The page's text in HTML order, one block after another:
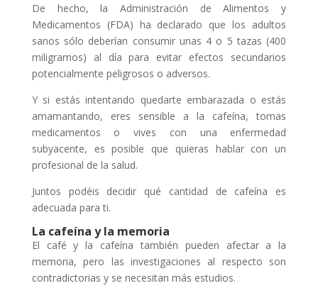
De hecho, la Administración de Alimentos y
Medicamentos (FDA) ha declarado que los adultos
sanos sólo deberían consumir unas 4 o 5 tazas (400
miligramos) al día para evitar efectos secundarios
potencialmente peligrosos o adversos.
Y si estás intentando quedarte embarazada o estás
amamantando, eres sensible a la cafeína, tomas
medicamentos o vives con una enfermedad
subyacente, es posible que quieras hablar con un
profesional de la salud.
Juntos podéis decidir qué cantidad de cafeína es
adecuada para ti.
La cafeína y la memoria
El café y la cafeína también pueden afectar a la
memoria, pero las investigaciones al respecto son
contradictorias y se necesitan más estudios.